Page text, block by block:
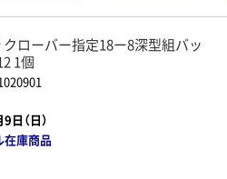
ローバー指定18ー8深型組バッ
1個
日（日）
在庫商品